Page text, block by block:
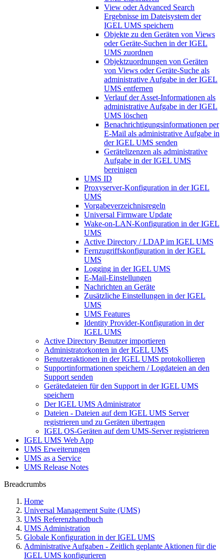
View oder Advanced Search
Ergebnisse im Dateisystem der
IGEL UMS speichern
Objekte zu den Geräten von Views
oder Geräte-Suchen in der IGEL
UMS zuordnen
Objektzuordnungen von Geräten
von Views oder Geräte-Suche als
administrative Aufgabe in der IGEL
UMS entfernen
Verlauf der Asset-Informationen als
administrative Aufgabe in der IGEL
UMS löschen
Benachrichtigungsinformationen per
E-Mail als administrative Aufgabe in
der IGEL UMS senden
Gerätelizenzen als administrative
Aufgabe in der IGEL UMS
bereinigen
UMS ID
Proxyserver-Konfiguration in der IGEL
UMS
Vorgabeverzeichnisregeln
Universal Firmware Update
Wake-on-LAN-Konfiguration in der IGEL
UMS
Active Directory / LDAP im IGEL UMS
Fernzugriffskonfiguration in der IGEL
UMS
Logging in der IGEL UMS
E-Mail-Einstellungen
Nachrichten an Geräte
Zusätzliche Einstellungen in der IGEL
UMS
UMS Features
Identity Provider-Konfiguration in der
IGEL UMS
Active Directory Benutzer importieren
Administratorkonten in der IGEL UMS
Benutzeraktionen in der IGEL UMS protokollieren
Supportinformationen speichern / Logdateien an den
Support senden
Gerätedateien für den Support in der IGEL UMS
speichern
Der IGEL UMS Administrator
Dateien - Dateien auf dem IGEL UMS Server
registrieren und zu Geräten übertragen
IGEL OS-Geräten auf dem UMS-Server registrieren
IGEL UMS Web App
UMS Erweiterungen
UMS as a Service
UMS Release Notes
Breadcrumbs
Home
Universal Management Suite (UMS)
UMS Referenzhandbuch
UMS Administration
Globale Konfiguration in der IGEL UMS
Administrative Aufgaben - Zeitlich geplante Aktionen für die
IGEL UMS konfigurieren